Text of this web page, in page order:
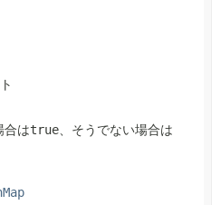
合はtrue 、そうでない場合は